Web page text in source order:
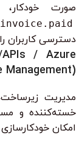
صورت
invoice.paid
دسترسی کاربران
APIs / Azure
Management)
مدیریت
امکان